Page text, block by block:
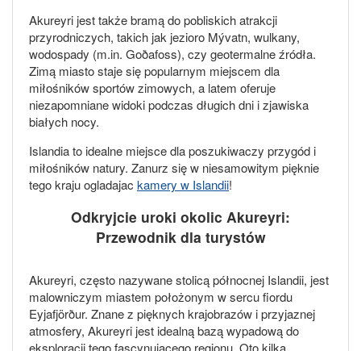
Akureyri jest także bramą do pobliskich atrakcji
przyrodniczych, takich jak jezioro Mývatn, wulkany,
wodospady (m.in. Goðafoss), czy geotermalne źródła.
Zimą miasto staje się popularnym miejscem dla
miłośników sportów zimowych, a latem oferuje
niezapomniane widoki podczas długich dni i zjawiska
białych nocy.
Islandia to idealne miejsce dla poszukiwaczy przygód i
miłośników natury. Zanurz się w niesamowitym pięknie
tego kraju ogladajac kamery w Islandii!
Odkryjcie uroki okolic Akureyri:
Przewodnik dla turystów
Akureyri, często nazywane stolicą północnej Islandii, jest
malowniczym miastem położonym w sercu fiordu
Eyjafjörður. Znane z pięknych krajobrazów i przyjaznej
atmosfery, Akureyri jest idealną bazą wypadową do